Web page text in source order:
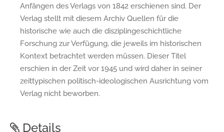
Anfängen des Verlags von 1842 erschienen sind. Der
Verlag stellt mit diesem Archiv Quellen für die
historische wie auch die disziplingeschichtliche
Forschung zur Verfügung, die jeweils im historischen
Kontext betrachtet werden müssen. Dieser Titel
erschien in der Zeit vor 1945 und wird daher in seiner
zeittypischen politisch-ideologischen Ausrichtung vom
Verlag nicht beworben.
Details